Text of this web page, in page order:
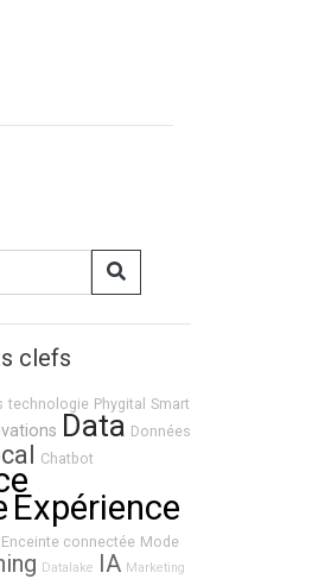
clefs
technologie Phygital Smart
Data Données
Chatbot
Expérience
Enceinte connectée Mode
Datalake IA Marketing